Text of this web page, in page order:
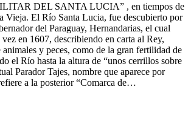
DEL SANTA LUCIA” , en tiempos de
Vieja. El Río Santa Lucia, fue descubierto por
del Paraguay, Hernandarias, el cual
en 1607, describiendo en carta al Rey,
animales y peces, como de la gran fertilidad de
el Río hasta la altura de “unos cerrillos sobre
Parador Tajes, nombre que aparece por
a la posterior “Comarca de…